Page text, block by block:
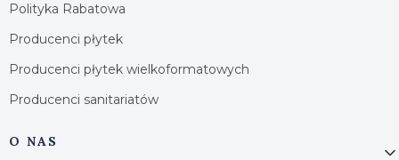
Polityka Rabatowa
Producenci płytek
Producenci płytek wielkoformatowych
Producenci sanitariatów
O NAS